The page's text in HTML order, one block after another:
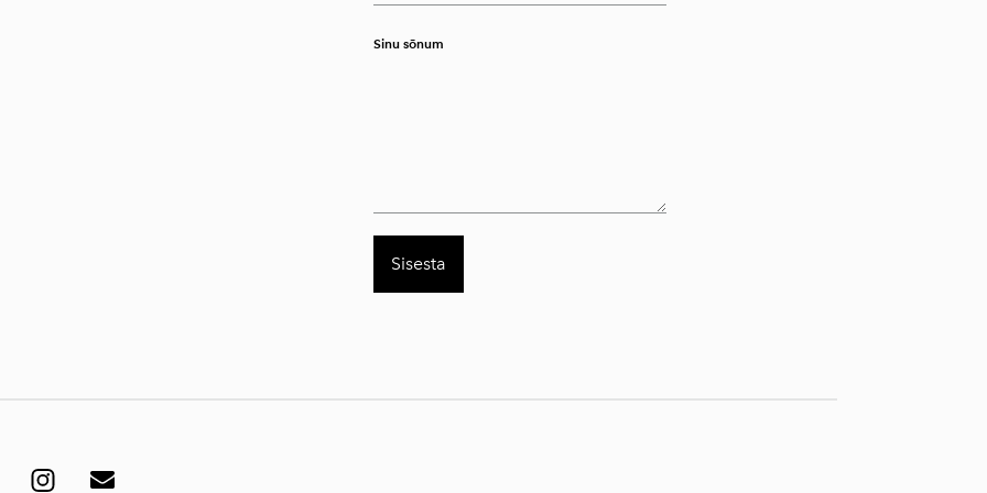
Sinu sõnum